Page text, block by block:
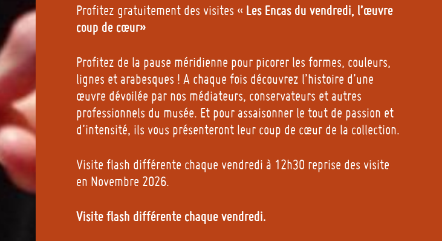
Profitez gratuitement des visites « Les Encas du vendredi, l’œuvre
coup de cœur»
Profitez de la pause méridienne pour picorer les formes, couleurs,
lignes et arabesques ! A chaque fois découvrez l’histoire d’une
œuvre dévoilée par nos médiateurs, conservateurs et autres
professionnels du musée. Et pour assaisonner le tout de passion et
d’intensité, ils vous présenteront leur coup de cœur de la collection.
Visite flash différente chaque vendredi à 12h30 reprise des visite
en Novembre 2026.
Visite flash différente chaque vendredi.